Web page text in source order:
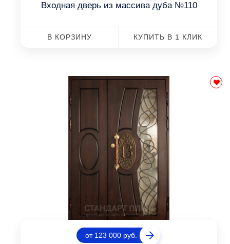
Входная дверь из массива дуба №110
В КОРЗИНУ КУПИТЬ В 1 КЛИК
от 123 000 руб.